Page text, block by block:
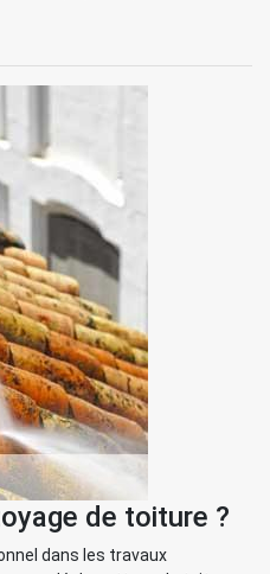
de toiture ?
dans les travaux